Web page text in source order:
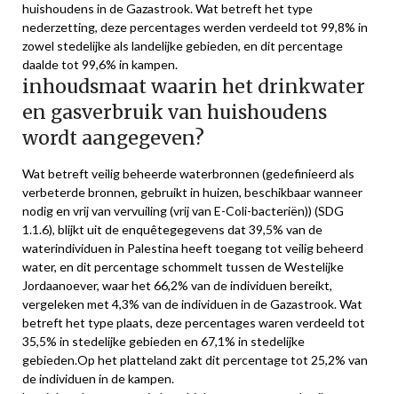
huishoudens in de Gazastrook. Wat betreft het type
nederzetting, deze percentages werden verdeeld tot 99,8% in
zowel stedelijke als landelijke gebieden, en dit percentage
daalde tot 99,6% in kampen.
inhoudsmaat waarin het drinkwater
en gasverbruik van huishoudens
wordt aangegeven?
Wat betreft veilig beheerde waterbronnen (gedefinieerd als
verbeterde bronnen, gebruikt in huizen, beschikbaar wanneer
nodig en vrij van vervuiling (vrij van E-Coli-bacteriën)) (SDG
1.1.6), blijkt uit de enquêtegegevens dat 39,5% van de
waterindividuen in Palestina heeft toegang tot veilig beheerd
water, en dit percentage schommelt tussen de Westelijke
Jordaanoever, waar het 66,2% van de individuen bereikt,
vergeleken met 4,3% van de individuen in de Gazastrook. Wat
betreft het type plaats, deze percentages waren verdeeld tot
35,5% in stedelijke gebieden en 67,1% in stedelijke
gebieden.Op het platteland zakt dit percentage tot 25,2% van
de individuen in de kampen.